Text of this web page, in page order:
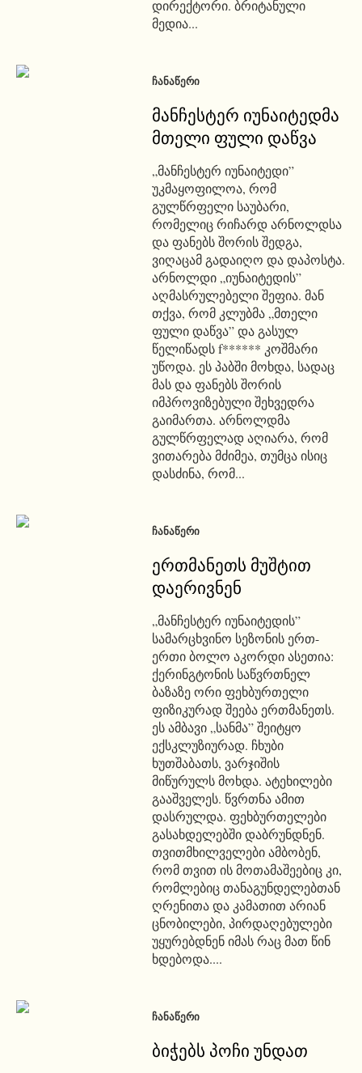
დირექტორი. ბრიტანული
მედია...
ᲩᲐᲜᲐᲬᲔᲠᲘ
მანჩესტერ იუნაიტედმა
მთელი ფული დაწვა
„მანჩესტერ იუნაიტედი”
უკმაყოფილოა, რომ
გულწრფელი საუბარი,
რომელიც რიჩარდ არნოლდსა
და ფანებს შორის შედგა,
ვიღაცამ გადაიღო და დაპოსტა.
არნოლდი „იუნაიტედის”
აღმასრულებელი შეფია. მან
თქვა, რომ კლუბმა „მთელი
ფული დაწვა” და გასულ
წელიწადს f****** კოშმარი
უწოდა. ეს პაბში მოხდა, სადაც
მას და ფანებს შორის
იმპროვიზებული შეხვედრა
გაიმართა. არნოლდმა
გულწრფელად აღიარა, რომ
ვითარება მძიმეა, თუმცა ისიც
დასძინა, რომ...
ᲩᲐᲜᲐᲬᲔᲠᲘ
ერთმანეთს მუშტით
დაერივნენ
„მანჩესტერ იუნაიტედის”
სამარცხვინო სეზონის ერთ-
ერთი ბოლო აკორდი ასეთია:
ქერინგტონის საწვრთნელ
ბაზაზე ორი ფეხბურთელი
ფიზიკურად შეება ერთმანეთს.
ეს ამბავი „სანმა” შეიტყო
ექსკლუზიურად. ჩხუბი
ხუთშაბათს, ვარჯიშის
მიწურულს მოხდა. ატეხილები
გააშველეს. წვრთნა ამით
დასრულდა. ფეხბურთელები
გასახდელებში დაბრუნდნენ.
თვითმხილველები ამბობენ,
რომ თვით ის მოთამაშეებიც კი,
რომლებიც თანაგუნდელებთან
ღრენითა და კამათით არიან
ცნობილები, პირდაღებულები
უყურებდნენ იმას რაც მათ წინ
ხდებოდა....
ᲩᲐᲜᲐᲬᲔᲠᲘ
ბიჭებს პოჩი უნდათ